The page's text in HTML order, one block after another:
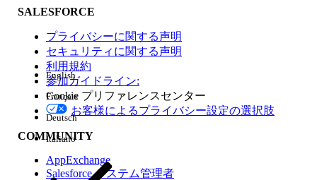
機能の影響
エディション
SALESFORCE
プライバシーに関する声明
セキュリティに関する声明
利用規約
参加ガイドライン:
Cookie プリファレンスセンター
お客様によるプライバシー設定の選択肢
COMMUNITY
AppExchange
Salesforce システム管理者
English
Français
Deutsch
Italiano